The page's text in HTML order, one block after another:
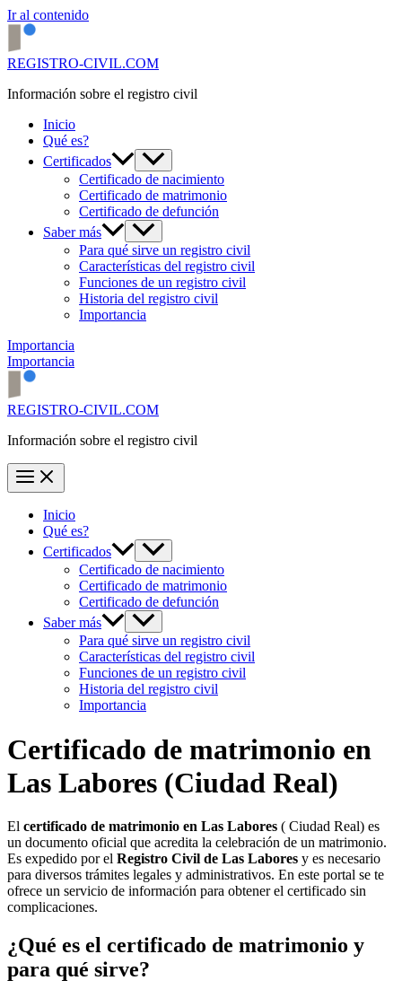
Ir al contenido
REGISTRO-CIVIL.COM
Información sobre el registro civil
Inicio
Qué es?
Certificados
Certificado de nacimiento
Certificado de matrimonio
Certificado de defunción
Saber más
Para qué sirve un registro civil
Características del registro civil
Funciones de un registro civil
Historia del registro civil
Importancia
Importancia
Importancia
REGISTRO-CIVIL.COM
Información sobre el registro civil
Inicio
Qué es?
Certificados
Certificado de nacimiento
Certificado de matrimonio
Certificado de defunción
Saber más
Para qué sirve un registro civil
Características del registro civil
Funciones de un registro civil
Historia del registro civil
Importancia
Certificado de matrimonio en
Las Labores (Ciudad Real)
El certificado de matrimonio en Las Labores ( Ciudad Real) es
un documento oficial que acredita la celebración de un matrimonio.
Es expedido por el Registro Civil de Las Labores y es necesario
para diversos trámites legales y administrativos. En este portal se te
ofrece un servicio de información para obtener el certificado sin
complicaciones.
¿Qué es el certificado de matrimonio y
para qué sirve?